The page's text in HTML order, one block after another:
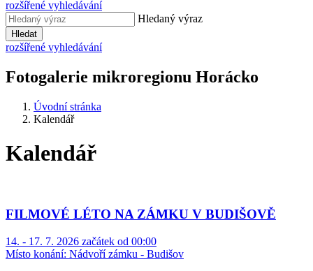
rozšířené vyhledávání
Hledaný výraz
Hledat
rozšířené vyhledávání
Fotogalerie mikroregionu Horácko
Úvodní stránka
Kalendář
Kalendář
FILMOVÉ LÉTO NA ZÁMKU V BUDIŠOVĚ
14. - 17. 7. 2026 začátek od 00:00
Místo konání: Nádvoří zámku - Budišov